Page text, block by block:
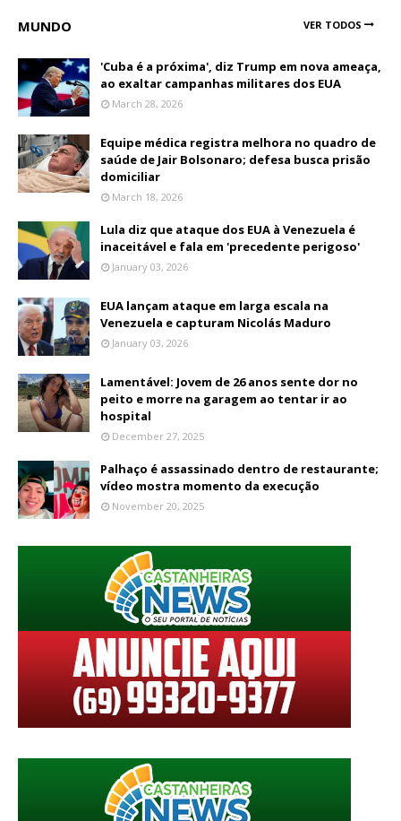
MUNDO VER TODOS
'Cuba é a próxima', diz Trump em nova ameaça,
ao exaltar campanhas militares dos EUA
March 28, 2026
Equipe médica registra melhora no quadro de
saúde de Jair Bolsonaro; defesa busca prisão
domiciliar
March 18, 2026
Lula diz que ataque dos EUA à Venezuela é
inaceitável e fala em 'precedente perigoso'
January 03, 2026
EUA lançam ataque em larga escala na
Venezuela e capturam Nicolás Maduro
January 03, 2026
Lamentável: Jovem de 26 anos sente dor no
peito e morre na garagem ao tentar ir ao
hospital
December 27, 2025
Palhaço é assassinado dentro de restaurante;
vídeo mostra momento da execução
November 20, 2025